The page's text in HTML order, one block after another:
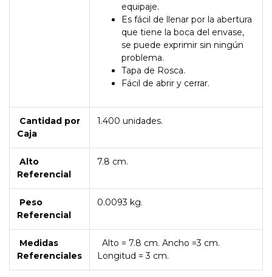
equipaje.
Es fácil de llenar por la abertura
que tiene la boca del envase,
se puede exprimir sin ningún
problema.
Tapa de Rosca.
Fácil de abrir y cerrar.
Cantidad por
Caja
1.400 unidades.
Alto
Referencial
7.8 cm.
Peso
Referencial
0.0093 kg.
Medidas
Referenciales
Alto = 7.8 cm. Ancho =3 cm.
Longitud = 3 cm.